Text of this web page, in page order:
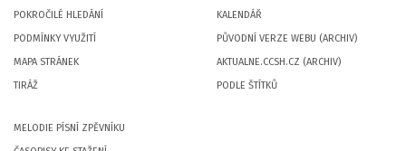
POKROČILÉ HLEDÁNÍ
PODMÍNKY VYUŽITÍ
MAPA STRÁNEK
TIRÁŽ
KALENDÁŘ
PŮVODNÍ VERZE WEBU (ARCHIV)
AKTUALNE.CCSH.CZ (ARCHIV)
PODLE ŠTÍTKŮ
MELODIE PÍSNÍ ZPĚVNÍKU